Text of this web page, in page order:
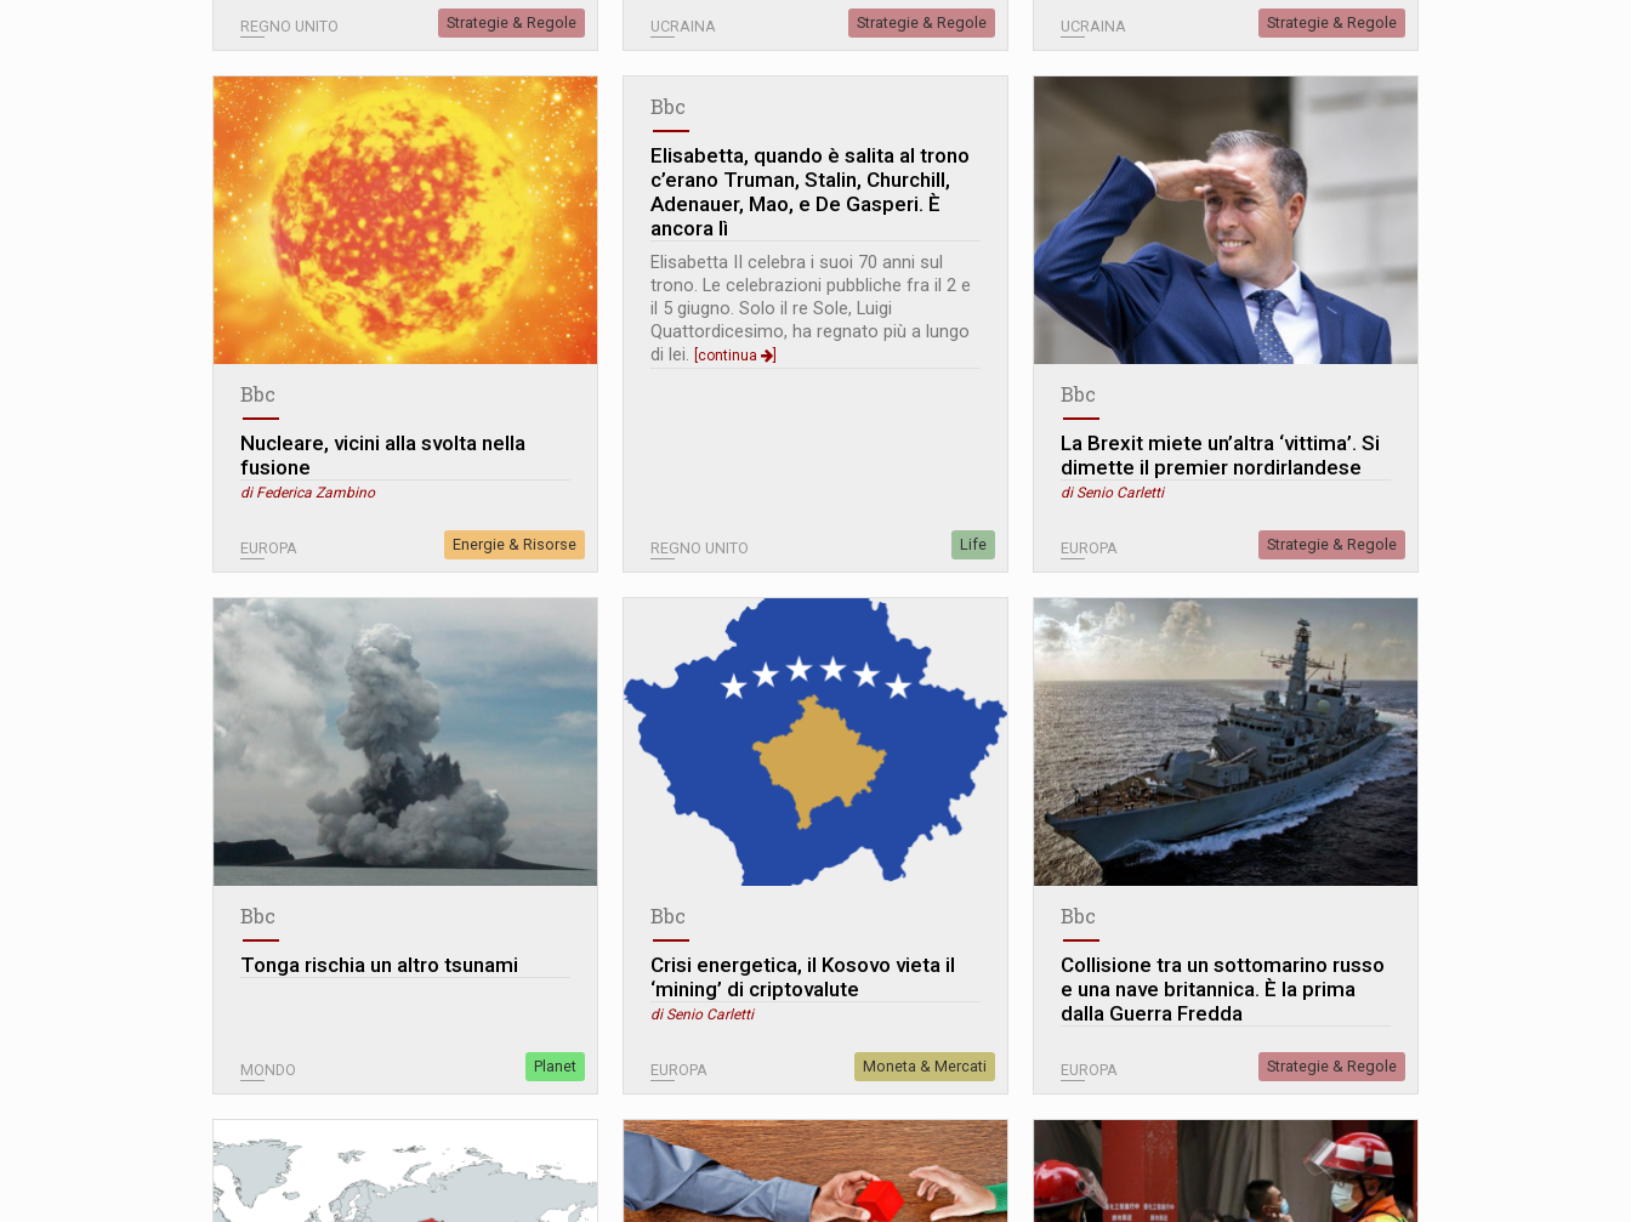
REGNO UNITO Strategie & Regole UCRAINA Strategie & Regole UCRAINA Strategie & Regole
Bbc
Nucleare, vicini alla svolta nella
fusione
di Federica Zambino
EUROPA Energie & Risorse
Bbc
Elisabetta, quando è salita al trono
c’erano Truman, Stalin, Churchill,
Adenauer, Mao, e De Gasperi. È
ancora lì
Elisabetta II celebra i suoi 70 anni sul
trono. Le celebrazioni pubbliche fra il 2 e
il 5 giugno. Solo il re Sole, Luigi
Quattordicesimo, ha regnato più a lungo
di lei. [continua ]
REGNO UNITO Life
Bbc
La Brexit miete un’altra ‘vittima’. Si
dimette il premier nordirlandese
di Senio Carletti
EUROPA Strategie & Regole
Bbc
Tonga rischia un altro tsunami
MONDO Planet
Bbc
Crisi energetica, il Kosovo vieta il
‘mining’ di criptovalute
di Senio Carletti
EUROPA Moneta & Mercati
Bbc
Collisione tra un sottomarino russo
e una nave britannica. È la prima
dalla Guerra Fredda
EUROPA Strategie & Regole